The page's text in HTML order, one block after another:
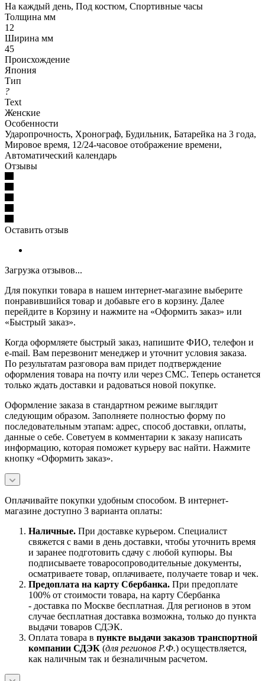
На каждый день, Под костюм, Спортивные часы
Толщина мм
12
Ширина мм
45
Происхождение
Япония
Тип
?
Text
Женские
Особенности
Ударопрочность, Хронограф, Будильник, Батарейка на 3 года,
Мировое время, 12/24-часовое отображение времени,
Автоматический календарь
Отзывы
Оставить отзыв
Загрузка отзывов...
Для покупки товара в нашем интернет-магазине выберите
понравившийся товар и добавьте его в корзину. Далее
перейдите в Корзину и нажмите на «Оформить заказ» или
«Быстрый заказ».
Когда оформляете быстрый заказ, напишите ФИО, телефон и
e-mail. Вам перезвонит менеджер и уточнит условия заказа.
По результатам разговора вам придет подтверждение
оформления товара на почту или через СМС. Теперь останется
только ждать доставки и радоваться новой покупке.
Оформление заказа в стандартном режиме выглядит
следующим образом. Заполняете полностью форму по
последовательным этапам: адрес, способ доставки, оплаты,
данные о себе. Советуем в комментарии к заказу написать
информацию, которая поможет курьеру вас найти. Нажмите
кнопку «Оформить заказ».
Оплачивайте покупки удобным способом. В интернет-
магазине доступно 3 варианта оплаты:
Наличные. При доставке курьером. Специалист
свяжется с вами в день доставки, чтобы уточнить время
и заранее подготовить сдачу с любой купюры. Вы
подписываете товаросопроводительные документы,
осматриваете товар, оплачиваете, получаете товар и чек.
Предоплата на карту Сбербанка. При предоплате
100% от стоимости товара, на карту Сбербанка
- доставка по Москве бесплатная. Для регионов в этом
случае бесплатная доставка возможна, только до пункта
выдачи товаров СДЭК.
Оплата товара в пункте выдачи заказов транспортной
компании СДЭК (для регионов Р.Ф.) осуществляется,
как наличным так и безналичным расчетом.